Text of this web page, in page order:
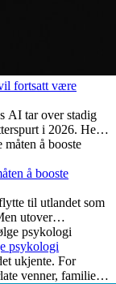
fortsatt være
AI tar over stadig
i 2026. Her
hvilke ferdigheter
også gir
å booste
til utlandet som
utover
psykologi
ukjente. For
venner, familie